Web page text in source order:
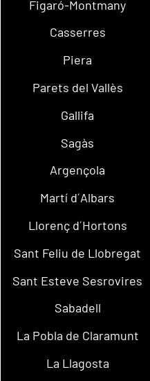
Figaró-Montmany
Casserres
Piera
Parets del Vallès
Gallifa
Sagàs
Argençola
Martí d´Albars
Llorenç d´Hortons
Sant Feliu de Llobregat
Sant Esteve Sesrovires
Sabadell
La Pobla de Claramunt
La Llagosta